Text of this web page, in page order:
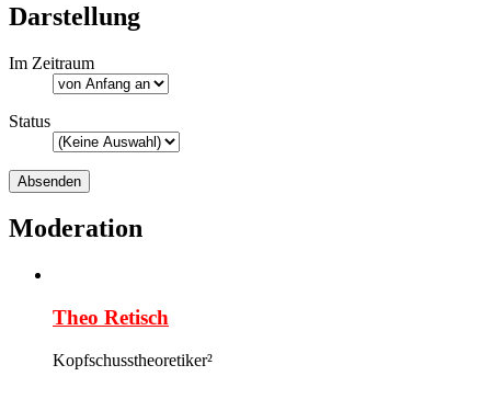
Darstellung
Im Zeitraum
Status
Moderation
Theo Retisch
Kopfschusstheoretiker²